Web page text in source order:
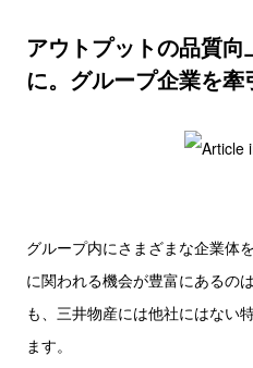
アウトプットの品質
に。グループ企業を
グループ内にさまざまな企業体
に関われる機会が豊富にあるの
も、三井物産には他社にはない
ます。